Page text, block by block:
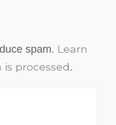
spam. Learn
processed.